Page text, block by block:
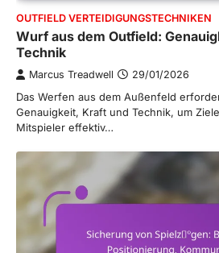
OUTFIELD VERTEIDIGUNGSTECHNIKEN
Wurf aus dem Outfield:
Technik
Marcus Treadwell 29/01/2026
Das Werfen aus dem Außenfeld
Genauigkeit, Kraft und Technik, um
Mitspieler effektiv…